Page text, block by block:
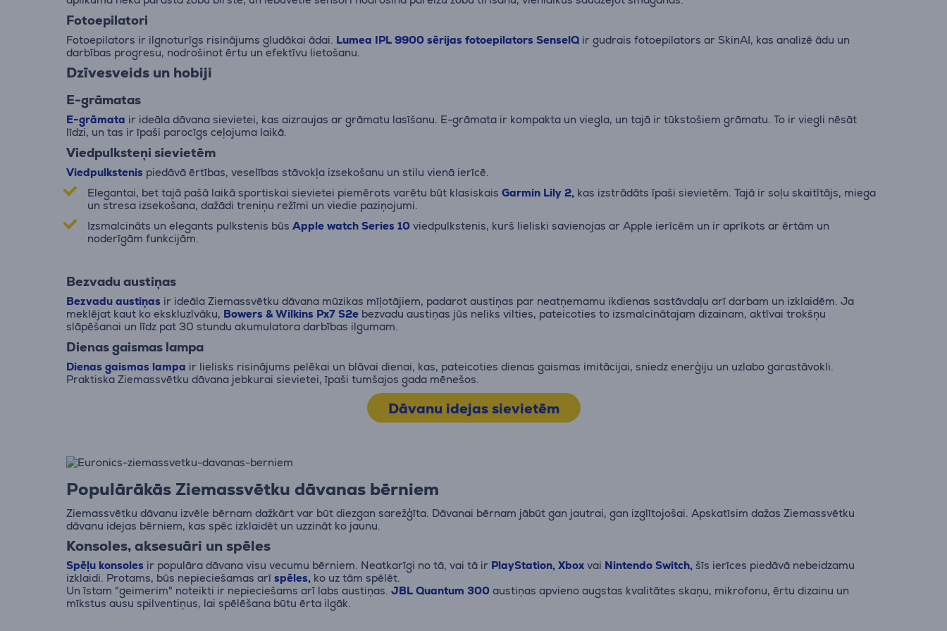
Fotoepilatori
Fotoepilators ir ilgnoturīgs risinājums gludākai ādai. Lumea IPL 9900 sērijas fotoepilators SenselQ ir gudrais fotoepilators ar SkinAI, kas analizē ādu un
darbības progresu, nodrošinot ērtu un efektīvu lietošanu.
Dzīvesveids un hobiji
E-grāmatas
E-grāmata ir ideāla dāvana sievietei, kas aizraujas ar grāmatu lasīšanu. E-grāmata ir kompakta un viegla, un tajā ir tūkstošiem grāmatu. To ir viegli nēsāt
līdzi, un tas ir īpaši parocīgs ceļojuma laikā.
Viedpulksteņi sievietēm
Viedpulkstenis piedāvā ērtības, veselības stāvokļa izsekošanu un stilu vienā ierīcē.
Elegantai, bet tajā pašā laikā sportiskai sievietei piemērots varētu būt klasiskaisGarmin Lily 2, kas izstrādāts īpaši sievietēm. Tajā ir soļu skaitītājs, miega
un stresa izsekošana, dažādi treniņu režīmi un viedie paziņojumi.
Izsmalcināts un elegants pulkstenis būsApple watch Series 10 viedpulkstenis, kurš lieliski savienojas ar Apple ierīcēm un ir aprīkots ar ērtām un
noderīgām funkcijām.
Bezvadu austiņas
Bezvadu austiņas ir ideāla Ziemassvētku dāvana mūzikas mīļotājiem, padarot austiņas par neatņemamu ikdienas sastāvdaļu arī darbam un izklaidēm. Ja
meklējat kaut ko ekskluzīvāku, Bowers & Wilkins Px7 S2e bezvadu austiņas jūs neliks vilties, pateicoties to izsmalcinātajam dizainam, aktīvai trokšņu
slāpēšanai un līdz pat 30 stundu akumulatora darbības ilgumam.
Dienas gaismas lampa
Dienas gaismas lampa ir lielisks risinājums pelēkai un blāvai dienai, kas, pateicoties dienas gaismas imitācijai, sniedz enerģiju un uzlabo garastāvokli.
Praktiska Ziemassvētku dāvana jebkurai sievietei, īpaši tumšajos gada mēnešos.
Dāvanu idejas sievietēm
Populārākās Ziemassvētku dāvanas bērniem
Ziemassvētku dāvanu izvēle bērnam dažkārt var būt diezgan sarežģīta. Dāvanai bērnam jābūt gan jautrai, gan izglītojošai. Apskatīsim dažas Ziemassvētku
dāvanu idejas bērniem, kas spēc izklaidēt un uzzināt ko jaunu.
Konsoles, aksesuāri un spēles
Spēļu konsoles ir populāra dāvana visu vecumu bērniem. Neatkarīgi no tā, vai tā ir PlayStation, Xbox vai Nintendo Switch, šīs ierīces piedāvā nebeidzamu
izklaidi. Protams, būs nepieciešamas arīspēles, ko uz tām spēlēt.
Un īstam "geimerim" noteikti ir nepieciešams arī labs austiņas.JBL Quantum 300 austiņas apvieno augstas kvalitātes skaņu, mikrofonu, ērtu dizainu un
mīkstus ausu spilventiņus, lai spēlēšana būtu ērta ilgāk.